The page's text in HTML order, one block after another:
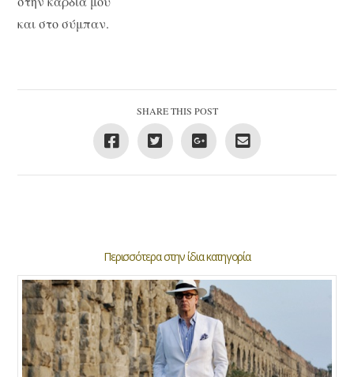
και στο σύμπαν.
SHARE THIS POST
Περισσότερα στην ίδια κατηγορία